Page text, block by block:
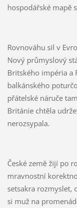
hospodářské mapě
Rovnováhu sil v
Nový průmyslový
Britského impéria a
balkánského
přátelské náruče
Británie chtěla
nerozsypala.
České země žijí po
mravnostní
setsakra rozmyslet,
si muž na